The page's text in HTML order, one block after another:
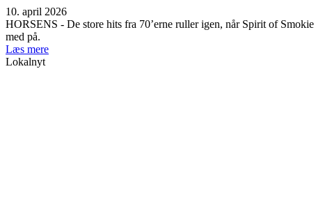
10. april 2026
HORSENS - De store hits fra 70’erne ruller igen, når Spirit of
med på.
Læs mere
Lokalnyt